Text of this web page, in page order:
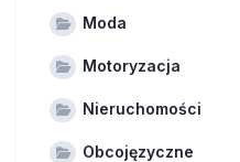
Moda
Motoryzacja
Nieruchomości
Obcojęzyczne